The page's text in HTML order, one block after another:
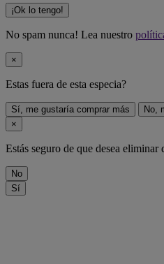
¡Ok lo tengo!
No spam nunca! Lea nuestro
×
Estas fuera de esta especia?
Sí, me gustaría comprar más No,
×
Estás seguro de que desea eliminar
No
Sí